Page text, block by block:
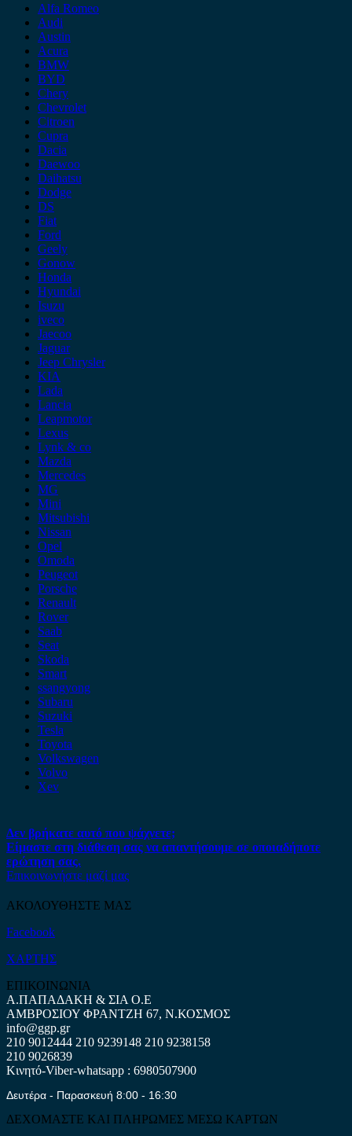
Alfa Romeo
Audi
Austin
Acura
BMW
BYD
Chery
Chevrolet
Citroen
Cupra
Dacia
Daewoo
Daihatsu
Dodge
DS
Fiat
Ford
Geely
Gonow
Honda
Hyundai
Isuzu
iveco
Jaecoo
Jaguar
Jeep Chrysler
KIA
Lada
Lancia
Leapmotor
Lexus
Lynk & co
Mazda
Mercedes
MG
Mini
Mitsubishi
Nissan
Opel
Omoda
Peugeot
Porsche
Renault
Rover
Saab
Seat
Skoda
Smart
ssangyong
Subaru
Suzuki
Tesla
Toyota
Volkswagen
Volvo
Xev
Δεν βρήκατε αυτό που ψάχνετε;
Είμαστε στη διάθεση σας να απαντήσουμε σε οποιαδήποτε
ερώτηση σας.
Επικοινωνήστε μαζί μας
ΑΚΟΛΟΥΘΗΣΤΕ ΜΑΣ
Facebook
ΧΑΡΤΗΣ
ΕΠΙΚΟΙΝΩΝΙΑ
Α.ΠΑΠΑΔΑΚΗ & ΣΙΑ Ο.Ε
ΑΜΒΡΟΣΙΟΥ ΦΡΑΝΤΖΗ 67, Ν.ΚΟΣΜΟΣ
info@ggp.gr
210 9012444 210 9239148 210 9238158
210 9026839
Κινητό-Viber-whatsapp : 6980507900
Δευτέρα - Παρασκευή 8:00 - 16:30
ΔΕΧΟΜΑΣΤΕ ΚΑΙ ΠΛΗΡΩΜΕΣ ΜΕΣΩ ΚΑΡΤΩΝ